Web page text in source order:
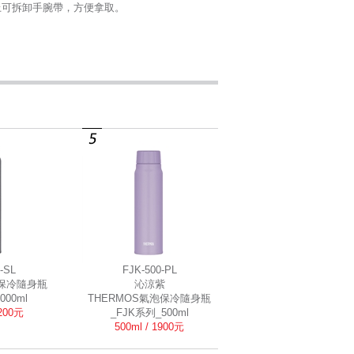
拆卸手腕帶，方便拿取。
SL
冷隨身瓶
元
FJK-500-PL
沁涼紫
THERMOS氣泡保冷隨身瓶
_FJK系列_500ml
500ml / 1900元